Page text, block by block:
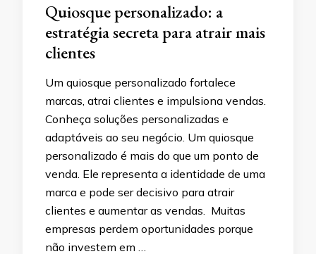
Quiosque personalizado: a
estratégia secreta para atrair mais
clientes
Um quiosque personalizado fortalece
marcas, atrai clientes e impulsiona vendas.
Conheça soluções personalizadas e
adaptáveis ao seu negócio. Um quiosque
personalizado é mais do que um ponto de
venda. Ele representa a identidade de uma
marca e pode ser decisivo para atrair
clientes e aumentar as vendas. Muitas
empresas perdem oportunidades porque
não investem em …